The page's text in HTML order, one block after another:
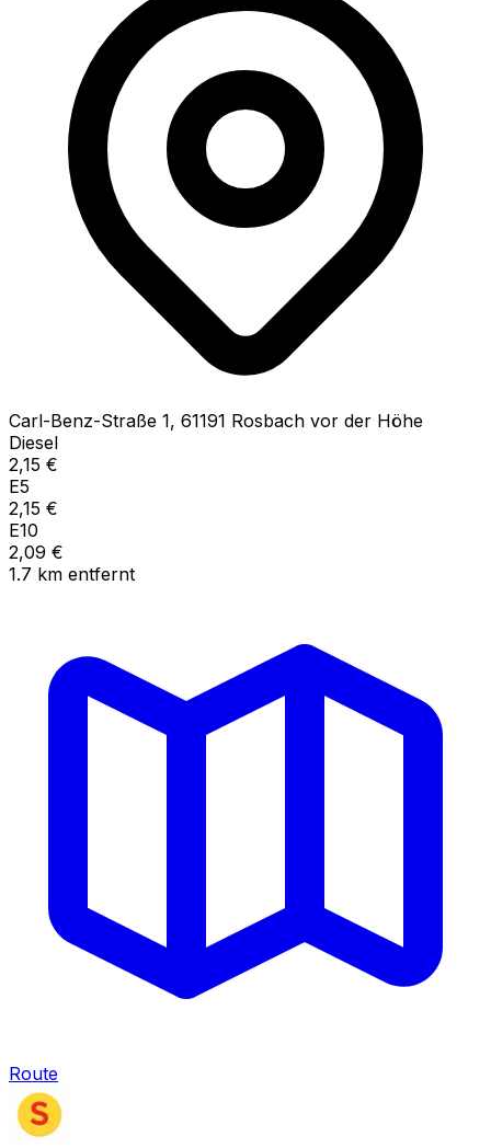
Carl-Benz-Straße 1, 61191 Rosbach vor der Höhe
Diesel
2,15 €
E5
2,15 €
E10
2,09 €
1.7 km entfernt
Route